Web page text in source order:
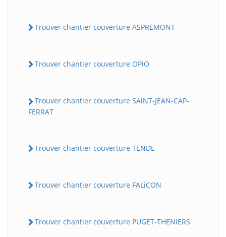
Trouver chantier couverture ASPREMONT
Trouver chantier couverture OPiO
Trouver chantier couverture SAiNT-JEAN-CAP-
FERRAT
Trouver chantier couverture TENDE
Trouver chantier couverture FALiCON
Trouver chantier couverture PUGET-THENiERS